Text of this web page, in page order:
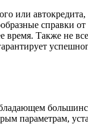
или
Также не
параметрам,